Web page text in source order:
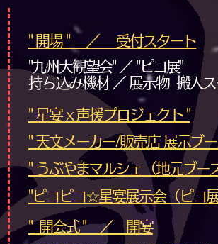
" 開場 " ／ 受付スタート
"九州大観望会" ／ "ピコ展"
持ち込み機材 ／ 展示物 搬入
" 星宴 x 声援プロジェクト "
" 天文メーカー/販売店 展示ブ
" うぶやまマルシェ（地元ブー
"ピコピコ☆星宴展示会（ピコ
​" 開会式 " ／ 開宴